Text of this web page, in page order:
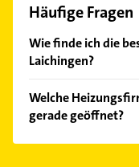
Häufige Fragen
Wie finde ich die
Laichingen?
Kundenmeinungen
Empfehlungen. Die
einfach nach
Welche
gerade geöffnet?
Im Anbieter-